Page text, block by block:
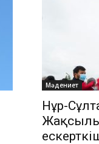
Мәдениет
Нұр-